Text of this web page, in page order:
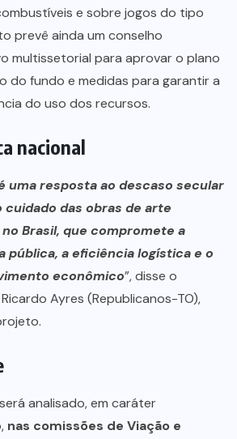
e sobre jogos do tipo
prevê ainda um conselho
multissetorial para aprovar o plano
do fundo e medidas para garantir a
do uso dos recursos.
nacional
uma resposta ao descaso secular
cuidado das obras de arte
Brasil, que compromete a
pública, a eficiência logística e o
econômico”, disse o
Ayres (Republicanos-TO),
analisado, em caráter
nas comissões de Viação e